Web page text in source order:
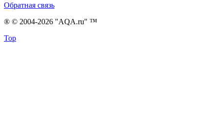
Обратная связь
® © 2004-2026 "AQA.ru" ™
Top